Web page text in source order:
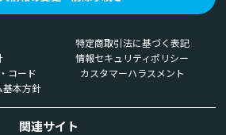
特定商取引法に基づく表記
情報セキュリティポリシー
コード
カスタマーハラスメント
基本方針
関連サイト